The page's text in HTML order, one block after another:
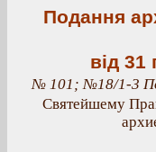
Подання
від 31
№ 101; №18/1-3
Святейшему